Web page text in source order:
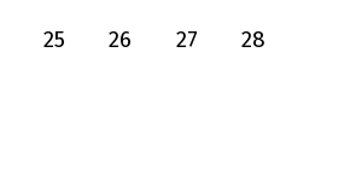
25 26 27
28